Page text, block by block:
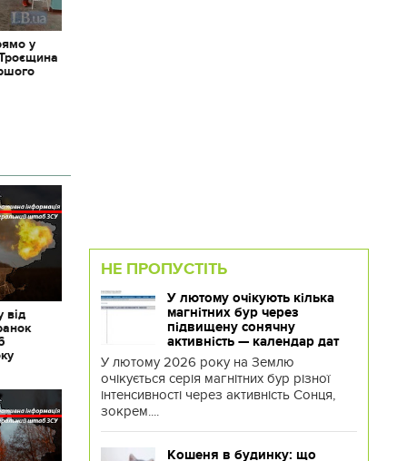
у
від
НЕ ПРОПУСТІТЬ
У лютому очікують кілька
магнітних бур через
підвищену сонячну
активність — календар дат
У лютому 2026 року на Землю
очікується серія магнітних бур різної
інтенсивності через активність Сонця,
зокрем....
Кошеня в будинку: що